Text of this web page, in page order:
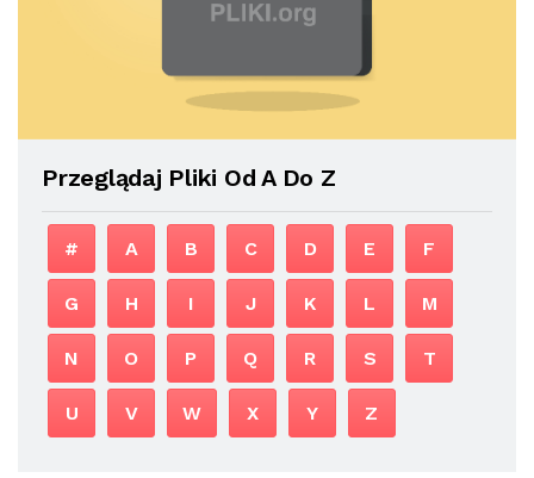
Przeglądaj Pliki Od A Do Z
# A B C D E F
G H I J K L M
N O P Q R S T
U V W X Y Z